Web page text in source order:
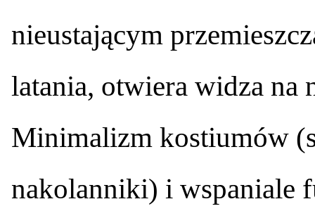
nieustającym
latania, otwiera widza na
Minimalizm kostiumów
nakolanniki) i wspaniale